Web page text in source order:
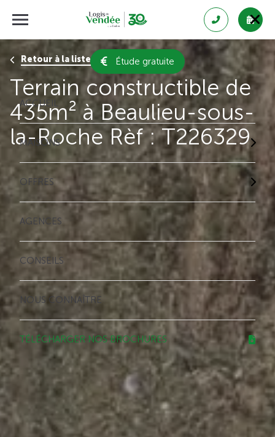
Étude gratuite
ACCUEIL
MAISONS
OFFRES
AGENCES
CONSEILS
NOUS CONNAÎTRE
TÉLÉCHARGER NOS BROCHURES
Retour à la liste des résultats
Terrain constructible de
435m² à Beaulieu-sous-
la-Roche Rèf : T226329